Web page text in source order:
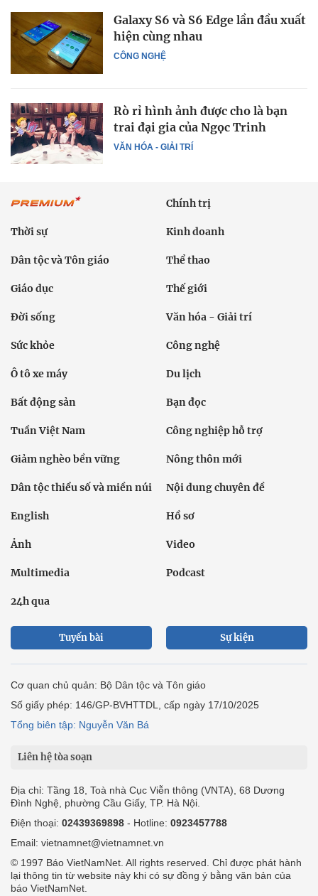
CÔNG NGHỆ
Galaxy S6 và S6 Edge lần đầu xuất
hiện cùng nhau
VĂN HÓA - GIẢI TRÍ
Rò rỉ hình ảnh được cho là bạn
trai đại gia của Ngọc Trinh
Chính trị
Thời sự Kinh doanh
Dân tộc và Tôn giáo Thể thao
Giáo dục Thế giới
Đời sống Văn hóa - Giải trí
Sức khỏe Công nghệ
Ô tô xe máy Du lịch
Bất động sản Bạn đọc
Tuần Việt Nam Công nghiệp hỗ trợ
Giảm nghèo bền vững Nông thôn mới
Dân tộc thiểu số và miền núi Nội dung chuyên đề
English Hồ sơ
Ảnh Video
Multimedia Podcast
24h qua
Tuyến bài Sự kiện
Cơ quan chủ quản: Bộ Dân tộc và Tôn giáo
Số giấy phép: 146/GP-BVHTTDL, cấp ngày 17/10/2025
Tổng biên tập: Nguyễn Văn Bá
Liên hệ tòa soạn
Địa chỉ: Tầng 18, Toà nhà Cục Viễn thông (VNTA), 68 Dương
Đình Nghệ, phường Cầu Giấy, TP. Hà Nội.
Điện thoại: 02439369898 - Hotline: 0923457788
Email: vietnamnet@vietnamnet.vn
© 1997 Báo VietNamNet. All rights reserved. Chỉ được phát hành
lại thông tin từ website này khi có sự đồng ý bằng văn bản của
báo VietNamNet.